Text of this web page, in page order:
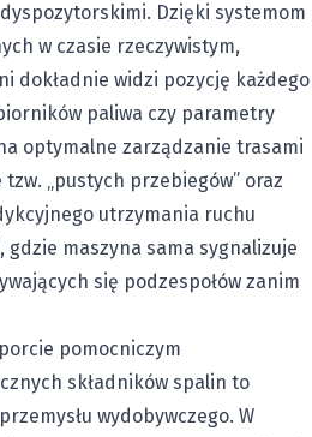
Dzięki systemom
w czasie rzeczywistym,
dokładnie widzi pozycję każdego
paliwa czy parametry
optymalne zarządzanie trasami
„pustych przebiegów” oraz
utrzymania ruchu
maszyna sama sygnalizuje
się podzespołów zanim
pomocniczym
składników spalin to
wydobywczego. W